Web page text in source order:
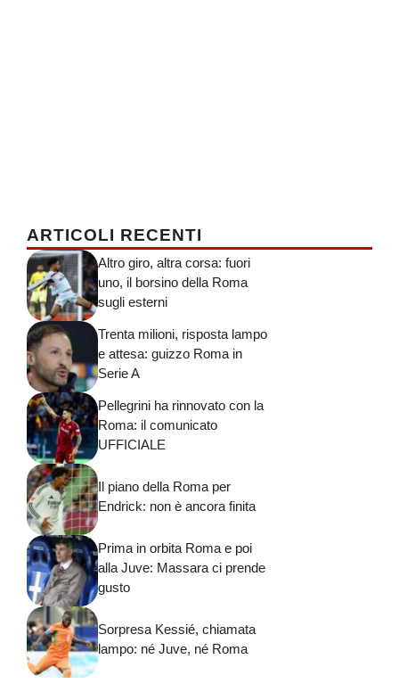
ARTICOLI RECENTI
Altro giro, altra corsa: fuori
uno, il borsino della Roma
sugli esterni
Trenta milioni, risposta lampo
e attesa: guizzo Roma in
Serie A
Pellegrini ha rinnovato con la
Roma: il comunicato
UFFICIALE
Il piano della Roma per
Endrick: non è ancora finita
Prima in orbita Roma e poi
alla Juve: Massara ci prende
gusto
Sorpresa Kessié, chiamata
lampo: né Juve, né Roma